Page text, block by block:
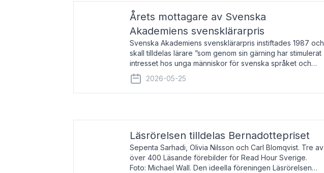
Årets mottagare av Svenska
Akademiens svensklärarpris
Svenska Akademiens svensklärarpris instiftades 1987 och
skall tilldelas lärare ”som genom sin gärning har stimulerat
intresset hos unga människor för svenska språket och
litteraturen”. Prisutdelning och samtal med pristagarna
äger rum under
2026-05-25
Läsrörelsen tilldelas Bernadottepriset
Sepenta Sarhadi, Olivia Nilsson och Carl Blomqvist. Tre av
över 400 Läsande förebilder för Read Hour Sverige.
Foto: Michael Wall. Den ideella föreningen Läsrörelsen